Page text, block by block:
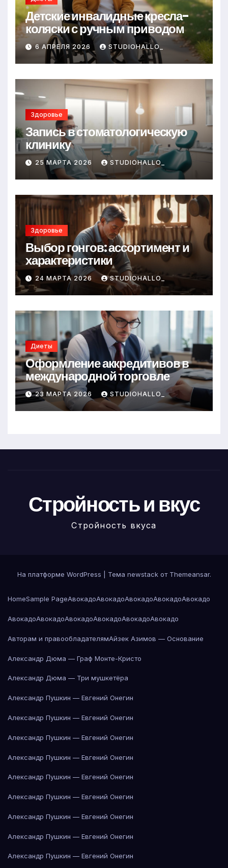
Детские инвалидные кресла-
коляски с ручным приводом
6 АПРЕЛЯ 2026 STUDIOHALLO_
Здоровье
Запись в стоматологическую
клинику
25 МАРТА 2026 STUDIOHALLO_
Здоровье
Выбор гонгов: ассортимент и
характеристики
24 МАРТА 2026 STUDIOHALLO_
Диеты
Оформление аккредитивов в
международной торговле
23 МАРТА 2026 STUDIOHALLO_
Стройность и вкус
Стройность вкуса
На платформе WordPress Тема newstack от Themeansar.
HomeSample PageАвокадоАвокадоАвокадоАвокадоАвокадо
АвокадоАвокадоАвокадоАвокадоАвокадоАвокадо
Авторам и правообладателямАйзек Азимов — Основание
Александр Дюма — Граф Монте-Кристо
Александр Дюма — Три мушкетёра
Александр Пушкин — Евгений Онегин
Александр Пушкин — Евгений Онегин
Александр Пушкин — Евгений Онегин
Александр Пушкин — Евгений Онегин
Александр Пушкин — Евгений Онегин
Александр Пушкин — Евгений Онегин
Александр Пушкин — Евгений Онегин
Александр Пушкин — Евгений Онегин
Александр Пушкин — Евгений Онегин